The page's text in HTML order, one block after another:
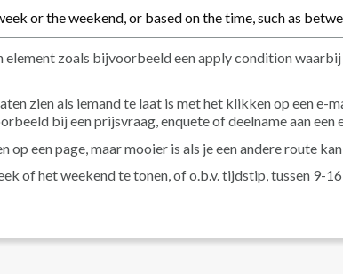
or the weekend, or based on the time, such as
element zoals bijvoorbeeld een apply condition
zien als iemand te laat is met het klikken op een e-
bij een prijsvraag, enquete of deelname aan een
een page, maar mooier is als je een andere route kan
of het weekend te tonen, of o.b.v. tijdstip, tussen 9-16